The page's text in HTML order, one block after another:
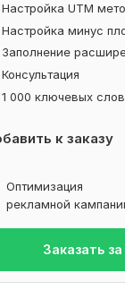
Настройка UTM
Настройка минус
Заполнение
Консультация
1 000 ключевых слов
к заказу
Оптимизация
рекламной
Заказать за